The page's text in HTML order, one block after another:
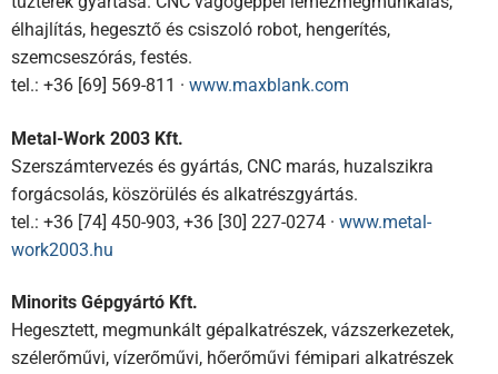
élhajlítás, hegesztő és csiszoló robot, hengerítés,
szemcseszórás, festés.
tel.: +36 [69] 569-811 · www.maxblank.com
Metal-Work 2003 Kft.
Szerszámtervezés és gyártás, CNC marás, huzalszikra
forgácsolás, köszörülés és alkatrészgyártás.
tel.: +36 [74] 450-903, +36 [30] 227-0274 · www.metal-
work2003.hu
Minorits Gépgyártó Kft.
Hegesztett, megmunkált gépalkatrészek, vázszerkezetek,
szélerőművi, vízerőművi, hőerőművi fémipari alkatrészek